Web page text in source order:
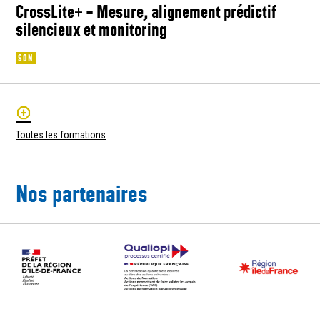
Toutes les formations
CrossLite+ – Mesure, alignement prédictif
silencieux et monitoring
SON
Nos partenaires